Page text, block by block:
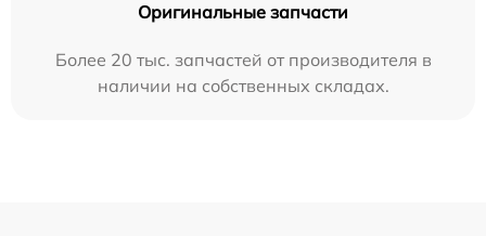
Оригинальные запчасти
Более 20 тыс. запчастей от производителя в
наличии на собственных складах.